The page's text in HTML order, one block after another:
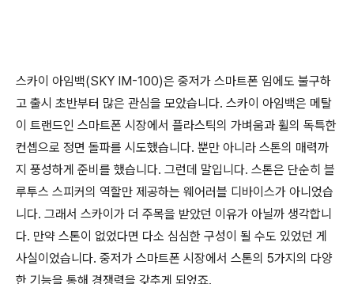
스카이 아임백(SKY IM-100)은 중저가 스마트폰 임에도 불구하
고 출시 초반부터 많은 관심을 모았습니다. 스카이 아임백은 메탈
이 트랜드인 스마트폰 시장에서 플라스틱의 가벼움과 휠의 독특한
컨셉으로 정면 돌파를 시도했습니다. 뿐만 아니라 스톤의 매력까
지 풍성하게 준비를 했습니다. 그런데 말입니다. 스톤은 단순히 블
루투스 스피커의 역할만 제공하는 웨어러블 디바이스가 아니었습
니다. 그래서 스카이가 더 주목을 받았던 이유가 아닐까 생각합니
다. 만약 스톤이 없었다면 다소 심심한 구성이 될 수도 있었던 게
사실이었습니다. 중저가 스마트폰 시장에서 스톤의 5가지의 다양
한 기능을 통해 경쟁력을 갖추게 되었죠.